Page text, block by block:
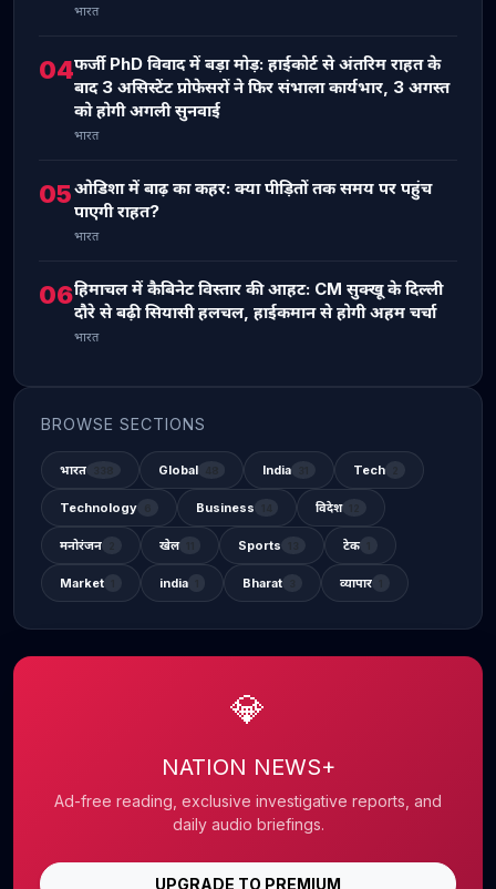
भारत
04फर्जी PhD विवाद में बड़ा मोड़: हाईकोर्ट से अंतरिम राहत के
बाद 3 असिस्टेंट प्रोफेसरों ने फिर संभाला कार्यभार, 3 अगस्त
को होगी अगली सुनवाई
भारत
05ओडिशा में बाढ़ का कहर: क्या पीड़ितों तक समय पर पहुंच
पाएगी राहत?
भारत
06हिमाचल में कैबिनेट विस्तार की आहट: CM सुक्खू के दिल्ली
दौरे से बढ़ी सियासी हलचल, हाईकमान से होगी अहम चर्चा
भारत
BROWSE SECTIONS
भारत Global India Tech
Technology Business विदेश
मनोरंजन खेल Sports टेक
Market india Bharat व्यापार
💎
NATION NEWS+
Ad-free reading, exclusive investigative reports, and
daily audio briefings.
UPGRADE TO PREMIUM